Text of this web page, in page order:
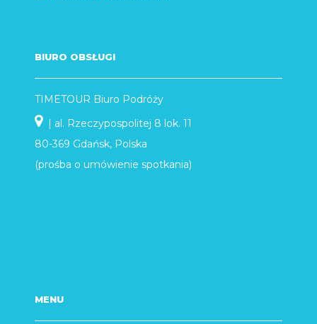
BIURO OBSŁUGI
TIMETOUR Biuro Podróży
| al. Rzeczypospolitej 8 lok. 11
80-369 Gdańsk, Polska
(prośba o umówienie spotkania)
MENU